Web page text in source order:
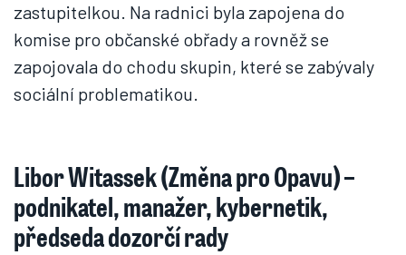
zastupitelkou. Na radnici byla zapojena do
komise pro občanské obřady a rovněž se
zapojovala do chodu skupin, které se zabývaly
sociální problematikou.
Libor Witassek (Změna pro Opavu) –
podnikatel, manažer, kybernetik,
předseda dozorčí rady